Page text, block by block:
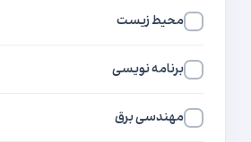
محیط زیست
برنامه نویسی
مهندسی برق